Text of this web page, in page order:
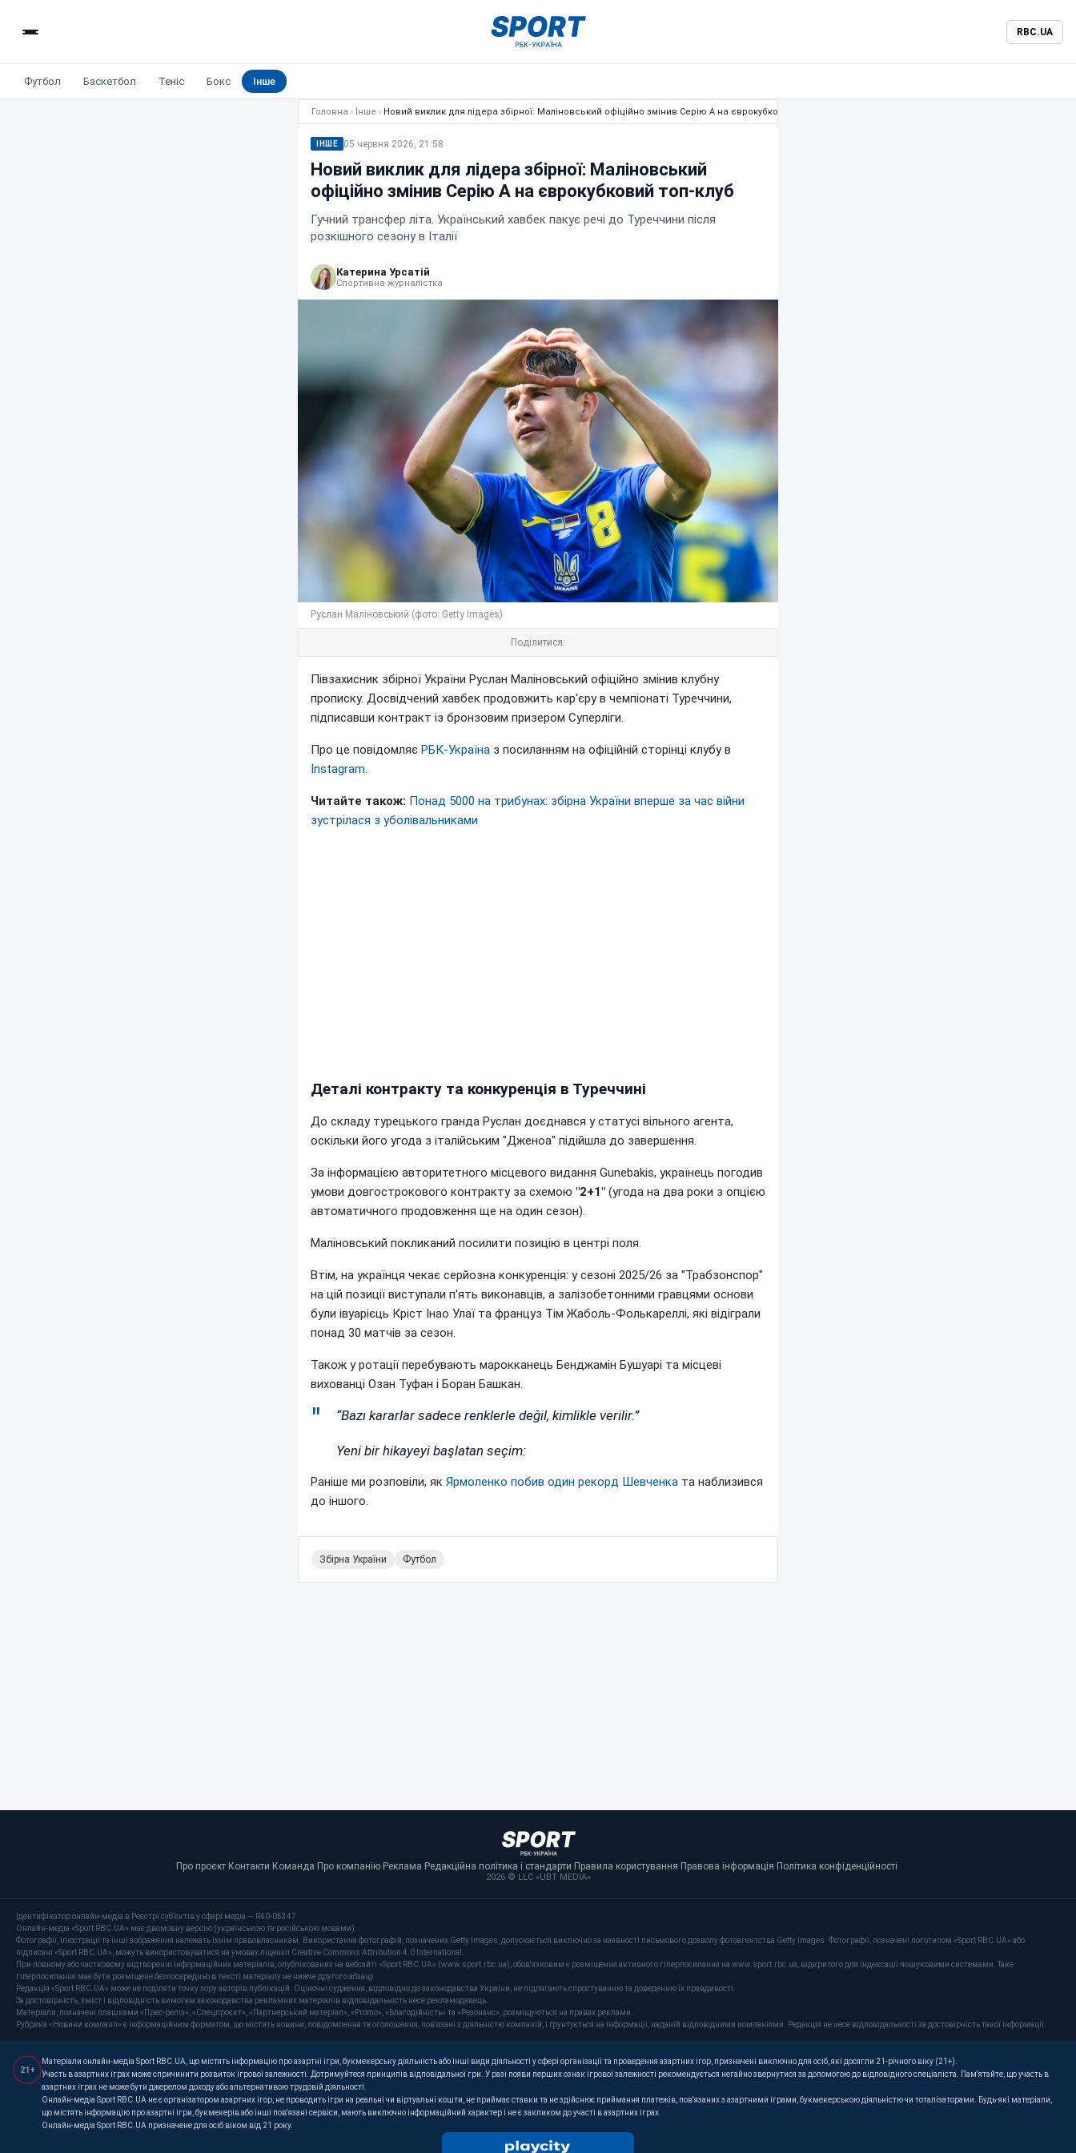
RBC.UA
Футбол Баскетбол Теніс Бокс Інше
Головна › Інше › Новий виклик для лідера збірної: Маліновський офіційно змінив Серію А на єврокубковий топ-клуб
ІНШЕ 05 червня 2026, 21:58
Новий виклик для лідера збірної: Маліновський
офіційно змінив Серію А на єврокубковий топ-клуб
Гучний трансфер літа. Український хавбек пакує речі до Туреччини після
розкішного сезону в Італії
Катерина Урсатій
Спортивна журналістка
Руслан Маліновський (фото: Getty Images)
Поділитися:
Півзахисник збірної України Руслан Маліновський офіційно змінив клубну
прописку. Досвідчений хавбек продовжить кар'єру в чемпіонаті Туреччини,
підписавши контракт із бронзовим призером Суперліги.
Про це повідомляє РБК-Україна з посиланням на офіційній сторінці клубу в
Instagram.
Читайте також: Понад 5000 на трибунах: збірна України вперше за час війни
зустрілася з уболівальниками
Деталі контракту та конкуренція в Туреччині
До складу турецького гранда Руслан доєднався у статусі вільного агента,
оскільки його угода з італійським "Дженоа" підійшла до завершення.
За інформацією авторитетного місцевого видання Gunebakis, українець погодив
умови довгострокового контракту за схемою "2+1" (угода на два роки з опцією
автоматичного продовження ще на один сезон).
Маліновський покликаний посилити позицію в центрі поля.
Втім, на українця чекає серйозна конкуренція: у сезоні 2025/26 за "Трабзонспор"
на цій позиції виступали п'ять виконавців, а залізобетонними гравцями основи
були івуарієць Кріст Інао Улаї та француз Тім Жаболь-Фолькареллі, які відіграли
понад 30 матчів за сезон.
Також у ротації перебувають марокканець Бенджамін Бушуарі та місцеві
вихованці Озан Туфан і Боран Башкан.
“Bazı kararlar sadece renklerle değil, kimlikle verilir.”
Yeni bir hikayeyi başlatan seçim:
Раніше ми розповіли, як Ярмоленко побив один рекорд Шевченка та наблизився
до іншого.
Збірна України Футбол
Про проєкт· Контакти· Команда· Про компанію· Реклама· Редакційна політика і стандарти· Правила користування· Правова інформація· Політика конфіденційності·
2026 © LLC «UBT MEDIA»
Ідентифікатор онлайн-медіа в Реєстрі суб’єктів у сфері медіа — R40-05347
Онлайн-медіа «Sport RBC.UA» має двомовну версію (українською та російською мовами).
Фотографії, ілюстрації та інші зображення належать їхнім правовласникам. Використання фотографій, позначених Getty Images, допускається виключно за наявності письмового дозволу фотоагентства Getty Images. Фотографії, позначені логотипом «Sport RBC.UA» або
підписані «Sport RBC.UA», можуть використовуватися на умовах ліцензії Creative Commons Attribution 4.0 International.
При повному або частковому відтворенні інформаційних матеріалів, опублікованих на вебсайті «Sport RBC.UA» (www.sport.rbc.ua), обов'язковим є розміщення активного гіперпосилання на www.sport.rbc.ua, відкритого для індексації пошуковими системами. Таке
гіперпосилання має бути розміщене безпосередньо в тексті матеріалу не нижче другого абзацу.
Редакція «Sport RBC.UA» може не поділяти точку зору авторів публікацій. Оціночні судження, відповідно до законодавства України, не підлягають спростуванню та доведенню їх правдивості.
За достовірність, зміст і відповідність вимогам законодавства рекламних матеріалів відповідальність несе рекламодавець.
Матеріали, позначені плашками «Прес-реліз», «Спецпроєкт», «Партнерський матеріал», «Promo», «Благодійність» та «Резонанс», розміщуються на правах реклами.
Рубрика «Новини компанії» є інформаційним форматом, що містить новини, повідомлення та оголошення, пов'язані з діяльністю компаній, і ґрунтується на інформації, наданій відповідними компаніями. Редакція не несе відповідальності за достовірність такої інформації.
21+
Матеріали онлайн-медіа Sport RBC.UA, що містять інформацію про азартні ігри, букмекерську діяльність або інші види діяльності у сфері організації та проведення азартних ігор, призначені виключно для осіб, які досягли 21-річного віку (21+).
Участь в азартних іграх може спричинити розвиток ігрової залежності. Дотримуйтеся принципів відповідальної гри. У разі появи перших ознак ігрової залежності рекомендується негайно звернутися за допомогою до відповідного спеціаліста. Пам'ятайте, що участь в
азартних іграх не може бути джерелом доходу або альтернативою трудовій діяльності.
Онлайн-медіа Sport RBC.UA не є організатором азартних ігор, не проводить ігри на реальні чи віртуальні кошти, не приймає ставки та не здійснює приймання платежів, пов'язаних з азартними іграми, букмекерською діяльністю чи тоталізаторами. Будь-які матеріали,
що містять інформацію про азартні ігри, букмекерів або інші пов'язані сервіси, мають виключно інформаційний характер і не є закликом до участі в азартних іграх.
Онлайн-медіа Sport RBC.UA призначене для осіб віком від 21 року.